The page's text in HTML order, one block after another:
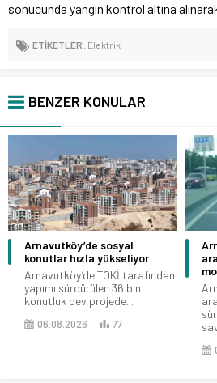
sonucunda yangın kontrol altına
ETİKETLER: Elektrik
BENZER KONULAR
Arnavutköy’de sosyal
konutlar hızla yükseliyor
Arnavutköy’de TOKİ tarafından
yapımı sürdürülen 36 bin
konutluk dev projede...
06.08.2026 77